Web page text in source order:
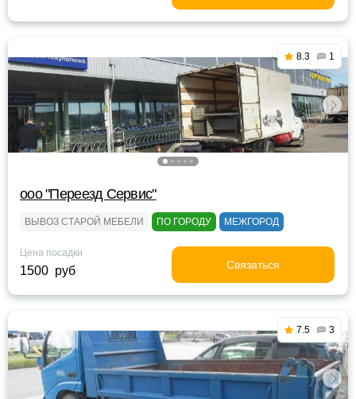
8.3 1
ооо "Переезд Сервис"
ВЫВОЗ СТАРОЙ МЕБЕЛИ ПО ГОРОДУ МЕЖГОРОД
Цена посадки
1500 руб Связаться
7.5 3